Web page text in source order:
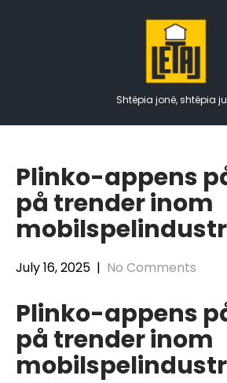
Shtëpia jonë, shtëpia
Plinko-appens
på trender inom
July 16, 2025 | No Comments
Plinko-appens
på trender inom